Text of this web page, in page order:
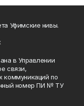
Уфимские нивы.
в Управлении
связи,
коммуникаций по
номер ПИ № ТУ